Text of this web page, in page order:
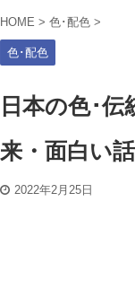
HOME > 色･配色 >
色･配色
日本の色･
来・面白い
2022年2月25日